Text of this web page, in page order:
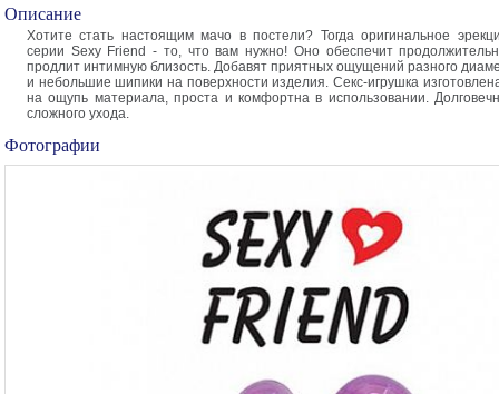
Описание
Хотите стать настоящим мачо в постели? Тогда оригинальное
серии Sexy Friend - то, что вам нужно! Оно обеспечит
продлит интимную близость. Добавят приятных ощущений разного
и небольшие шипики на поверхности изделия. Секс-игрушка
на ощупь материала, проста и комфортна в использовании.
сложного ухода.
Фотографии